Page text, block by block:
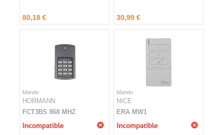
80,18 € 30,99 €
Mando
HORMANN
FCT3BS 868 MHZ
Incompatible
Mando
NICE
ERA MW1
Incompatible